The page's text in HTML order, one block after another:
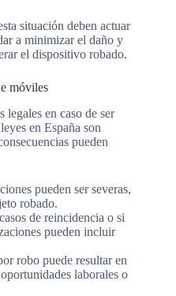
situación deben actuar
a minimizar el daño y
el dispositivo robado.
móviles
legales en caso de ser
en España son
pueden
pueden ser severas,
robado.
de reincidencia o si
pueden incluir
robo puede resultar en
laborales o